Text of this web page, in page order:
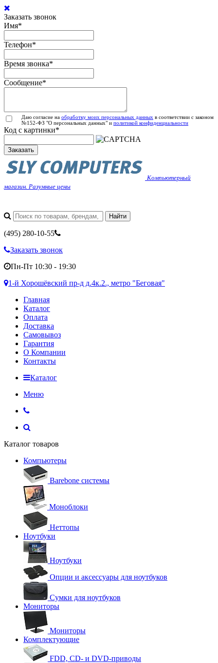
Заказать звонок
Имя*
Телефон*
Время звонка*
Сообщение*
Даю согласие на обработку моих персональных данных в соответствии с законом
№152-ФЗ "О персональных данных" и политикой конфиденциальности
Код с картинки*
Заказать
Компьютерный
магазин. Разумные цены
(495) 280-10-55
Заказать звонок
Пн-Пт 10:30 - 19:30
1-й Хорошёвский пр-д д.4к.2., метро "Беговая"
Главная
Каталог
Оплата
Доставка
Самовывоз
Гарантия
О Компании
Контакты
Каталог
Меню
Каталог товаров
Компьютеры
Barebone системы
Моноблоки
Неттопы
Ноутбуки
Ноутбуки
Опции и аксессуары для ноутбуков
Сумки для ноутбуков
Мониторы
Мониторы
Комплектующие
FDD, CD- и DVD-приводы